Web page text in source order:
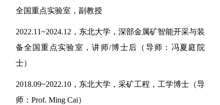
全国重点实验室，副教授
2022.11~2024.12，东北大学，深部金属矿智能开采与装
备全国重点实验室，讲师/博士后（导师：冯夏庭院
士）
2018.09~2022.10，东北大学，采矿工程，工学博士（导
师： Prof. Ming Cai）